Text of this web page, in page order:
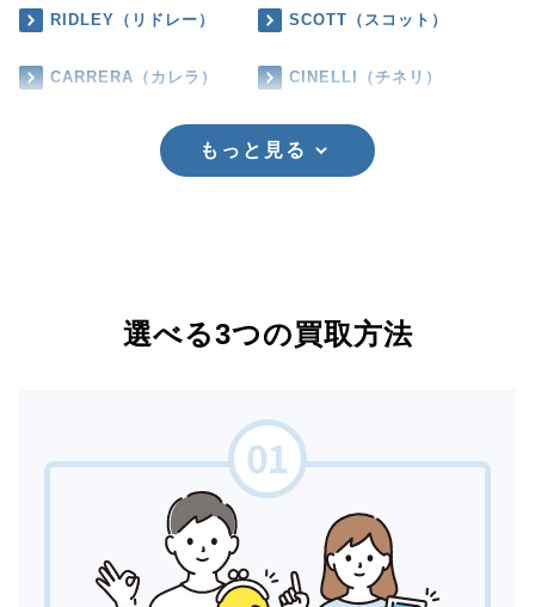
RIDLEY（リドレー） SCOTT（スコット）
CARRERA（カレラ） CINELLI（チネリ）
もっと見る
選べる3つの買取方法